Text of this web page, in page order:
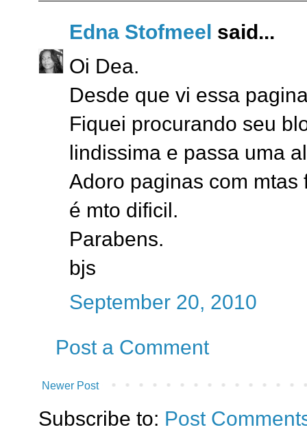
Edna Stofmeel said...
Oi Dea.
Desde que vi essa
Fiquei procurando seu
lindissima e passa uma
Adoro paginas com
é mto dificil.
Parabens.
bjs
September 20, 2010
Post a Comment
Newer Post
Subscribe to: Post